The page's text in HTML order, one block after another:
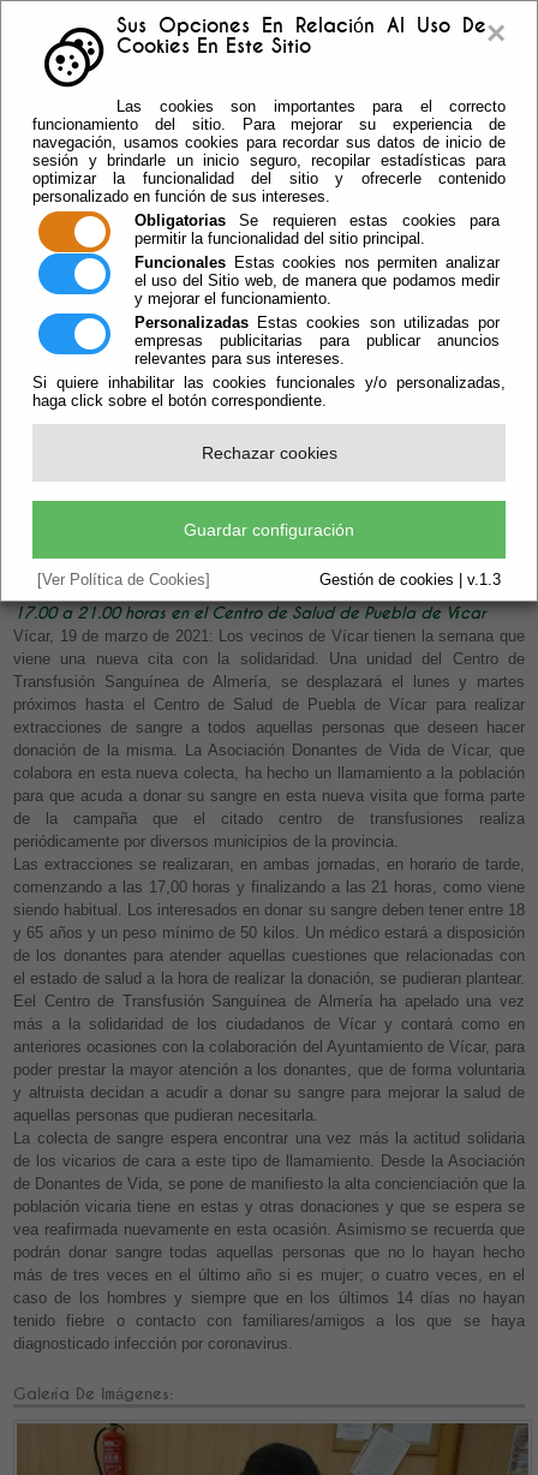
×
Sus Opciones En Relación Al Uso De
Cookies En Este Sitio
Las cookies son importantes para el correcto
funcionamiento del sitio. Para mejorar su experiencia de
navegación, usamos cookies para recordar sus datos de inicio de
sesión y brindarle un inicio seguro, recopilar estadísticas para
optimizar la funcionalidad del sitio y ofrecerle contenido
personalizado en función de sus intereses.
Obligatorias Se requieren estas cookies para
permitir la funcionalidad del sitio principal.
Funcionales Estas cookies nos permiten analizar
el uso del Sitio web, de manera que podamos medir
y mejorar el funcionamiento.
Personalizadas Estas cookies son utilizadas por
empresas publicitarias para publicar anuncios
relevantes para sus intereses.
Si quiere inhabilitar las cookies funcionales y/o personalizadas,
haga click sobre el botón correspondiente.
Rechazar cookies
Guardar configuración
[Ver Política de Cookies] Gestión de cookies | v.1.3
Telf: 950.55.30.69 -
950.55.36.37 Fax: 950.55.35.41
Escuchar
Los Donantes De Sangre De Vícar
Las extracciones se llevarán a cabo el lunes y martes próximos de
17.00 a 21.00 horas en el Centro de Salud de Puebla de Vícar
Vícar, 19 de marzo de 2021: Los vecinos de Vícar tienen la semana que
viene una nueva cita con la solidaridad. Una unidad del Centro de
Transfusión Sanguínea de Almería, se desplazará el lunes y martes
próximos hasta el Centro de Salud de Puebla de Vícar para realizar
extracciones de sangre a todos aquellas personas que deseen hacer
donación de la misma. La Asociación Donantes de Vida de Vícar, que
colabora en esta nueva colecta, ha hecho un llamamiento a la población
para que acuda a donar su sangre en esta nueva visita que forma parte
de la campaña que el citado centro de transfusiones realiza
periódicamente por diversos municipios de la provincia.
Las extracciones se realizaran, en ambas jornadas, en horario de tarde,
comenzando a las 17,00 horas y finalizando a las 21 horas, como viene
siendo habitual. Los interesados en donar su sangre deben tener entre 18
y 65 años y un peso mínimo de 50 kilos. Un médico estará a disposición
de los donantes para atender aquellas cuestiones que relacionadas con
el estado de salud a la hora de realizar la donación, se pudieran plantear.
Eel Centro de Transfusión Sanguínea de Almería ha apelado una vez
más a la solidaridad de los ciudadanos de Vícar y contará como en
anteriores ocasiones con la colaboración del Ayuntamiento de Vícar, para
poder prestar la mayor atención a los donantes, que de forma voluntaria
y altruista decidan a acudir a donar su sangre para mejorar la salud de
aquellas personas que pudieran necesitarla.
La colecta de sangre espera encontrar una vez más la actitud solidaria
de los vicarios de cara a este tipo de llamamiento. Desde la Asociación
de Donantes de Vida, se pone de manifiesto la alta concienciación que la
población vicaria tiene en estas y otras donaciones y que se espera se
vea reafirmada nuevamente en esta ocasión. Asimismo se recuerda que
podrán donar sangre todas aquellas personas que no lo hayan hecho
más de tres veces en el último año si es mujer; o cuatro veces, en el
caso de los hombres y siempre que en los últimos 14 días no hayan
tenido fiebre o contacto con familiares/amigos a los que se haya
diagnosticado infección por coronavirus.
Galería De Imágenes: